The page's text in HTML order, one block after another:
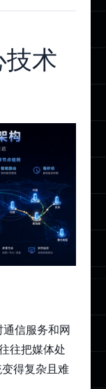
技术
信服务和网
往把媒体处
得复杂且难